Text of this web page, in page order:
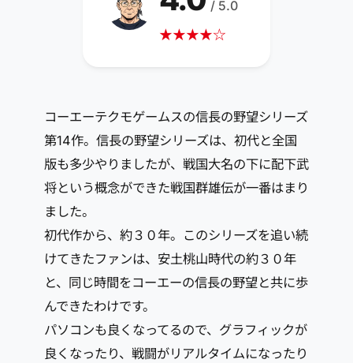
★★★★☆
/ 5.0
コーエーテクモゲームスの信長の野望シリーズ
第14作。信長の野望シリーズは、初代と全国
版も多少やりましたが、戦国大名の下に配下武
将という概念ができた戦国群雄伝が一番はまり
ました。
初代作から、約３０年。このシリーズを追い続
けてきたファンは、安土桃山時代の約３０年
と、同じ時間をコーエーの信長の野望と共に歩
んできたわけです。
パソコンも良くなってるので、グラフィックが
良くなったり、戦闘がリアルタイムになったり